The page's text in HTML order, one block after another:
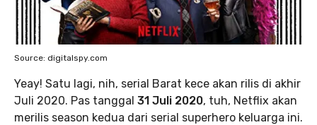
Source: digitalspy.com
Yeay! Satu lagi, nih, serial Barat kece akan rilis di akhir
Juli 2020. Pas tanggal 31 Juli 2020, tuh, Netflix akan
merilis season kedua dari serial superhero keluarga ini.